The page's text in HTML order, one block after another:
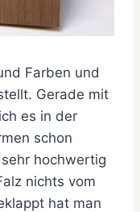
Farben und
Gerade mit
es in der
schon
hochwertig
nichts vom
hat man